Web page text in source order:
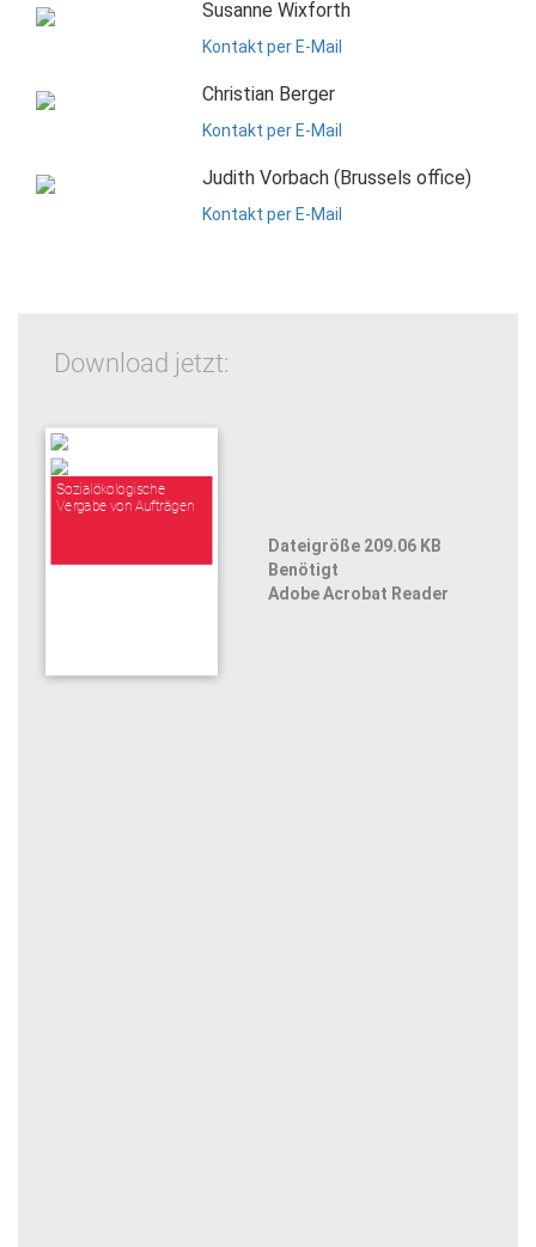
Susanne Wixforth
Kontakt per E-Mail
Christian Berger
Kontakt per E-Mail
Judith Vorbach (Brussels office)
Kontakt per E-Mail
Download jetzt:
Sozialökologische
Vergabe von Aufträgen
Dateigröße 209.06 KB
Benötigt
Adobe Acrobat Reader